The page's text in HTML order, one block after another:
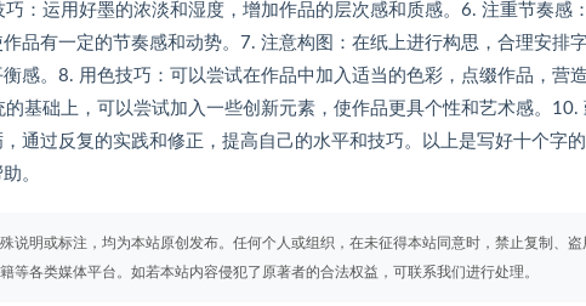
：运用好墨的浓淡和湿度，增加作品的层次感和质感。6. 注重节奏感
品有一定的节奏感和动势。7. 注意构图：在纸上进行构思，合理安排
感。8. 用色技巧：可以尝试在作品中加入适当的色彩，点缀作品，营
基础上，可以尝试加入一些创新元素，使作品更具个性和艺术感。10.
通过反复的实践和修正，提高自己的水平和技巧。以上是写好十个字
。
说明或标注，均为本站原创发布。任何个人或组织，在未征得本站同意时，禁止复制、盗
等各类媒体平台。如若本站内容侵犯了原著者的合法权益，可联系我们进行处理。